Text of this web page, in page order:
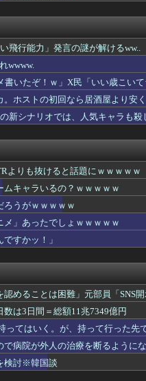
煙、違法薬物の連想シーンも…...
が当たり前に 「タイパ」至...
『神...
近のウマ娘ガチャに例えると...
ール（50%還元）」を...
・・・・
っちが楽なん？
失敗って何？
と話題にｗｗｗｗｗ
る事故(ﾟoﾟ)
にどハマり「今では毎晩1時...
をやらないｗｗｗｗｗ
冷やし中華 「あり得ない...
は友達って感じで性的な目で...
「行ってみて！本当に飲んで...
開ちゃんと反映してて完成...
『北朝鮮と中国が駆けつけて...
ったらあげますよ☆」と妊...
た…！
イブ
オーラ”を放つｗｗｗｗ
年以上ずっと一緒にやっ...
？
飛行能力」発言の謎が解けるww..
wwww.
書いたぞ！ｗ」X民「いい歳こい
。ホストの初回なら居酒屋より安
新シナリオでは、人気キャラも殺
よりも抜けると話題にｗｗｗｗｗ
ムキャラいるの？ｗｗｗｗｗ
ろうがｗｗｗｗｗ
メ」あったでしょｗｗｗｗｗ
すかッ！」
認めることは困難」元部員「SNS
数は3日間＝総額11兆7349億円
ってはいく。が、持って行った先
で病院が外人の治療を断るように
検討※韓国談